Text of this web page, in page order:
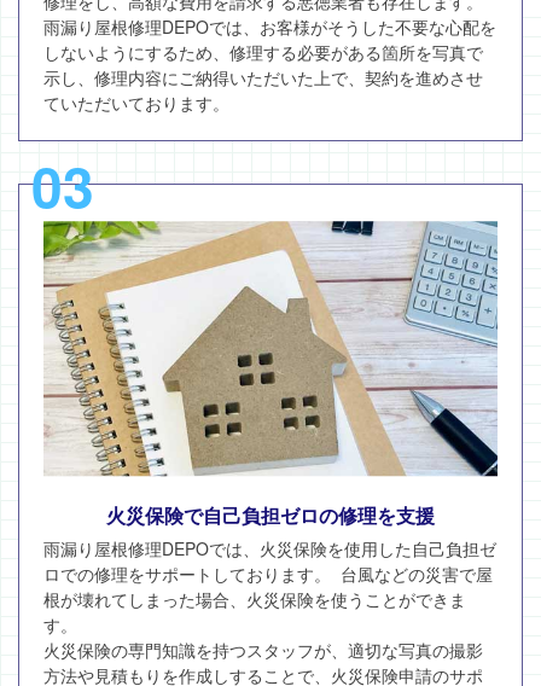
雨漏り屋根修理DEPOでは、お客様がそうした不要な心配を
しないようにするため、修理する必要がある箇所を写真で
示し、修理内容にご納得いただいた上で、契約を進めさせ
ていただいております。
03
火災保険で自己負担ゼロの修理を支援
雨漏り屋根修理DEPOでは、火災保険を使用した自己負担ゼ
ロでの修理をサポートしております。 台風などの災害で屋
根が壊れてしまった場合、火災保険を使うことができま
す。
火災保険の専門知識を持つスタッフが、適切な写真の撮影
方法や見積もりを作成しすることで、火災保険申請のサポ